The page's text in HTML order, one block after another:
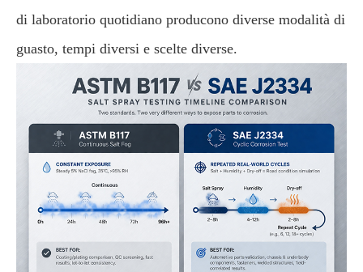
di laboratorio quotidiano producono diverse modalità di
guasto, tempi diversi e scelte diverse.